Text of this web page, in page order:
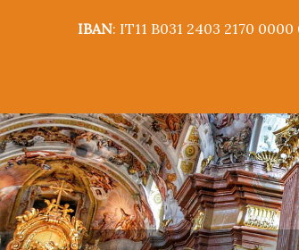
IBAN: IT11 B031 2403 2170